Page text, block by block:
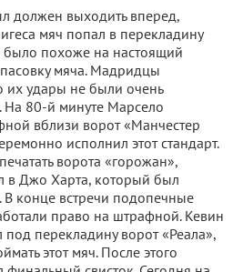
должен выходить вперед,
мяч попал в перекладину
было похоже на настоящий
мяча. Мадридцы
их удары не были очень
80-й минуте Марсело
вблизи ворот «Манчестер
исполнил этот стандарт.
ворота «горожан»,
в Джо Харта, который был
В конце встречи подопечные
право на штрафной. Кевин
перекладину ворот «Реала»,
этот мяч. После этого